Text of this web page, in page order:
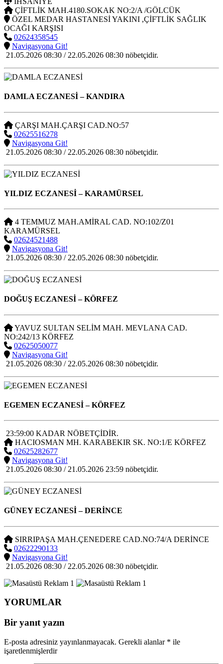
ÇİFTLİK MAH.4180.SOKAK NO:2/A /GÖLCÜK
ÖZEL MEDAR HASTANESİ YAKINI ,ÇİFTLİK SAĞLIK
OCAĞI KARŞISI
02624358545
Navigasyona Git!
21.05.2026 08:30 / 22.05.2026 08:30 nöbetçidir.
DAMLA ECZANESİ– KANDIRA
ÇARŞI MAH.ÇARŞI CAD.NO:57
02625516278
Navigasyona Git!
21.05.2026 08:30 / 22.05.2026 08:30 nöbetçidir.
YILDIZ ECZANESİ– KARAMÜRSEL
4 TEMMUZ MAH.AMİRAL CAD. NO:102/Z01
KARAMÜRSEL
02624521488
Navigasyona Git!
21.05.2026 08:30 / 22.05.2026 08:30 nöbetçidir.
DOĞUŞ ECZANESİ– KÖRFEZ
YAVUZ SULTAN SELİM MAH. MEVLANA CAD.
NO:242/13 KÖRFEZ
02625050077
Navigasyona Git!
21.05.2026 08:30 / 22.05.2026 08:30 nöbetçidir.
EGEMEN ECZANESİ– KÖRFEZ
23:59:00 KADAR NÖBETÇİDİR.
HACIOSMAN MH. KARABEKIR SK. NO:1/E KÖRFEZ
02625282677
Navigasyona Git!
21.05.2026 08:30 / 21.05.2026 23:59 nöbetçidir.
GÜNEY ECZANESİ– DERİNCE
SIRRIPAŞA MAH.ÇENEDERE CAD.NO:74/A DERİNCE
02622290133
Navigasyona Git!
21.05.2026 08:30 / 22.05.2026 08:30 nöbetçidir.
YORUMLAR
Bir yanıt yazın
E-posta adresiniz yayınlanmayacak. Gerekli alanlar * ile
işaretlenmişlerdir